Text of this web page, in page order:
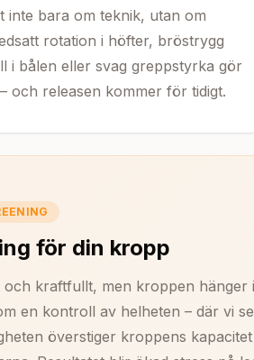
inte bara om teknik, utan om
rotation i höfter, bröstrygg
i bålen eller svag greppstyrka gör
och releasen kommer för tidigt.
för din kropp
och kraftfullt, men kroppen
en kontroll av helheten – där vi
överstiger kroppens